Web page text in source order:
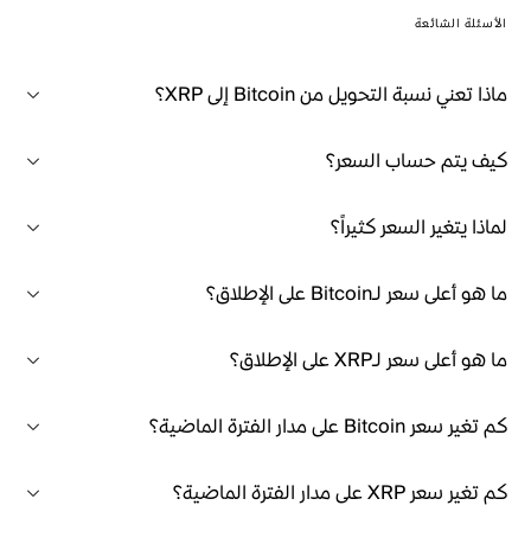
الأسئلة الشائعة
ماذا تعني نسبة التحويل من Bitcoin إلى XRP؟
كيف يتم حساب السعر؟
لماذا يتغير السعر كثيراً؟
ما هو أعلى سعر لـBitcoin على الإطلاق؟
ما هو أعلى سعر لـXRP على الإطلاق؟
كم تغير سعر Bitcoin على مدار الفترة الماضية؟
كم تغير سعر XRP على مدار الفترة الماضية؟